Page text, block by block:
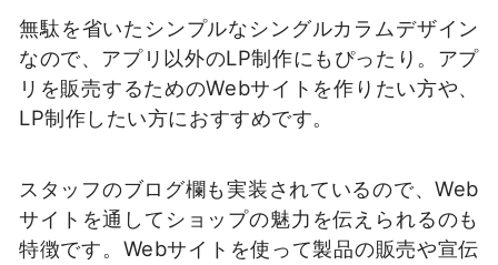
無駄を省いたシンプルなシングルカラムデザイン
なので、アプリ以外のLP制作にもぴったり。アプ
リを販売するためのWebサイトを作りたい方や、
LP制作したい方におすすめです。
スタッフのブログ欄も実装されているので、Web
サイトを通してショップの魅力を伝えられるのも
特徴です。Webサイトを使って製品の販売や宣伝